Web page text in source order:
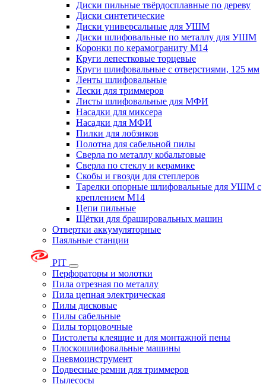
Диски пильные твёрдосплавные по дереву
Диски синтетические
Диски универсальные для УШМ
Диски шлифовальные по металлу для УШМ
Коронки по керамограниту M14
Круги лепестковые торцевые
Круги шлифовальные с отверстиями, 125 мм
Ленты шлифовальные
Лески для триммеров
Листы шлифовальные для МФИ
Насадки для миксера
Насадки для МФИ
Пилки для лобзиков
Полотна для сабельной пилы
Сверла по металлу кобальтовые
Сверла по стеклу и керамике
Скобы и гвозди для степлеров
Тарелки опорные шлифовальные для УШМ с
креплением М14
Цепи пильные
Щётки для брашировальных машин
Отвертки аккумуляторные
Паяльные станции
PIT
Перфораторы и молотки
Пила отрезная по металлу
Пила цепная электрическая
Пилы дисковые
Пилы сабельные
Пилы торцовочные
Пистолеты клеящие и для монтажной пены
Плоскошлифовальные машины
Пневмоинструмент
Подвесные ремни для триммеров
Пылесосы